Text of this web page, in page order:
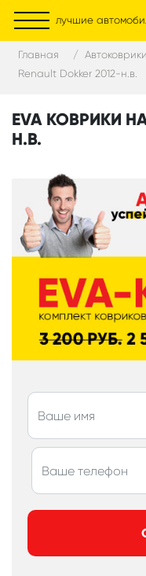
лучшие
Главная
Renault Dokker 2012-н.в.
EVA КОВРИКИ НА
Н.В.